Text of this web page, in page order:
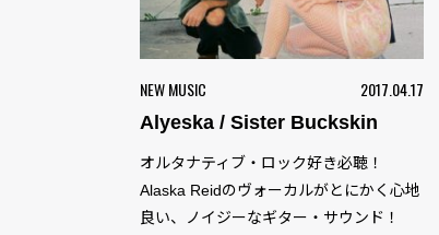
NEW MUSIC 2017.04.17
Alyeska / Sister Buckskin
オルタナティブ・ロック好き必聴！
Alaska Reidのヴォーカルがとにかく心地
良い、ノイジーなギター・サウンド！